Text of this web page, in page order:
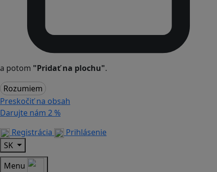
a potom "Pridať na plochu".
Rozumiem
Preskočiť na obsah
Darujte nám 2 %
Registrácia
Prihlásenie
SK
Menu